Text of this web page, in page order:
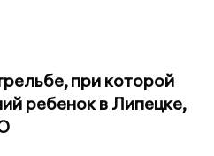
при которой
ребенок в Липецке,